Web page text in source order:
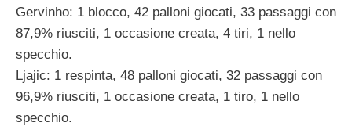
Gervinho: 1 blocco, 42 palloni giocati, 33 passaggi con
87,9% riusciti, 1 occasione creata, 4 tiri, 1 nello
specchio.
Ljajic: 1 respinta, 48 palloni giocati, 32 passaggi con
96,9% riusciti, 1 occasione creata, 1 tiro, 1 nello
specchio.